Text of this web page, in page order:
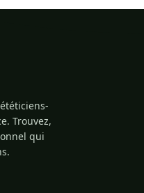
Trouvez,
qui